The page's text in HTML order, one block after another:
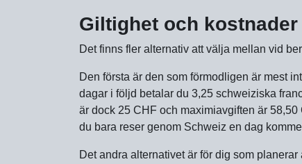
Giltighet och kostnader
Det finns fler alternativ att välja mellan vid
Den första är den som förmodligen är mest
dagar i följd betalar du 3,25 schweiziska
är dock 25 CHF och maximiavgiften är
du bara reser genom Schweiz en dag
Det andra alternativet är för dig som